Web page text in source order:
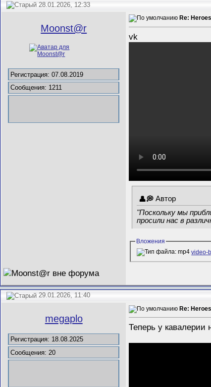
28.01.2026, 12:33
Mооnst@r
Регистрация: 07.08.2019
Сообщения: 1211
Re:
vk
Автор
"Поскольку мы
просили нас в
Вложения
video-
29.01.2026, 11:40
megaplo
Регистрация: 18.08.2025
Сообщения: 20
Re:
Теперь у кавалерии